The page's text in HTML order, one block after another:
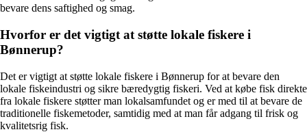
bevare dens saftighed og smag.
Hvorfor er det vigtigt at støtte lokale fiskere i
Bønnerup?
Det er vigtigt at støtte lokale fiskere i Bønnerup for at bevare den
lokale fiskeindustri og sikre bæredygtig fiskeri. Ved at købe fisk direkte
fra lokale fiskere støtter man lokalsamfundet og er med til at bevare de
traditionelle fiskemetoder, samtidig med at man får adgang til frisk og
kvalitetsrig fisk.